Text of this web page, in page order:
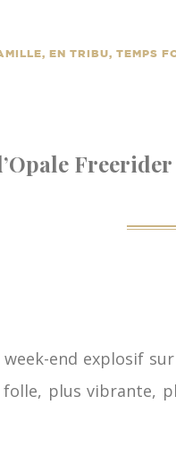
EN TRIBU, TEMPS
end explosif
plus vibrante,